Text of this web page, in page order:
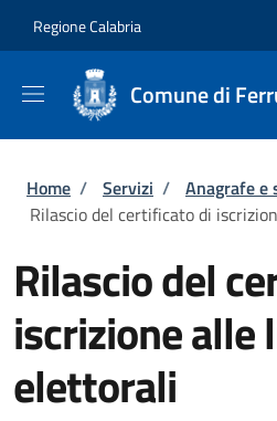
Regione Calabria
Comune di
Briciole di pane
Home / Servizi / Anagrafe e
Rilascio del certificato di
Rilascio del
iscrizione alle
elettorali